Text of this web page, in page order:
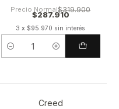
Precio Normal$319.900
$287.910
3 x $95.970 sin interés
Cantidad
Creed